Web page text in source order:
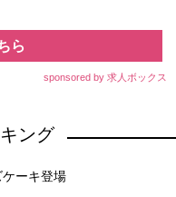
ら
sponsored by 求人ボックス
ング
ーキ登場